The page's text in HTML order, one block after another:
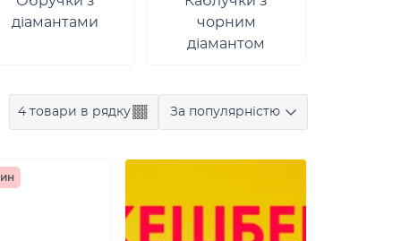
діамантами
чорним
діамантом
4 товари в рядку За популярністю